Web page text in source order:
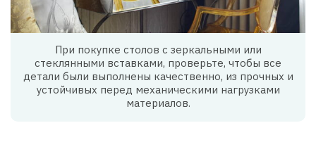
При покупке столов с зеркальными или
стеклянными вставками, проверьте, чтобы все
детали были выполнены качественно, из прочных и
устойчивых перед механическими нагрузками
материалов.